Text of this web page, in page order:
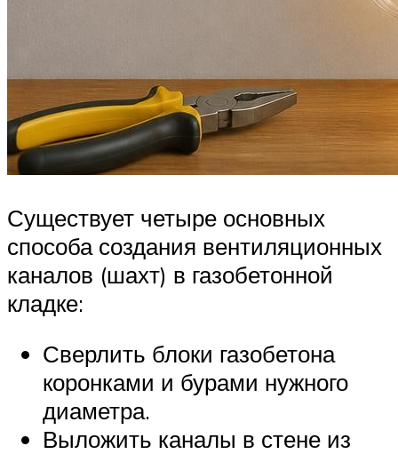
Существует четыре основных
способа создания вентиляционных
каналов (шахт) в газобетонной
кладке:
Сверлить блоки газобетона
коронками и бурами нужного
диаметра.
Выложить каналы в стене из